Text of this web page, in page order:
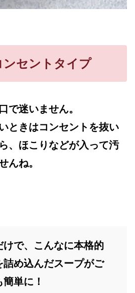
ンセントタイプ
で迷いません。
ときはコンセントを抜い
、ほこりなどが入って汚
んね。
けで、こんなに本格的
詰め込んだスープがご
単に！